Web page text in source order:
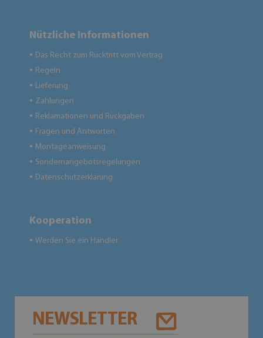
Nützliche Informationen
● Das Recht zum Rücktritt vom Vertrag
● Regeln
● Lieferung
● Zahlungen
● Reklamationen und Rückgaben
● Fragen und Antworten
● Montageanweisung
● Sondernangebotsregelungen
● Datenschutzerklärung
Kooperation
● Werden Sie ein Händler
NEWSLETTER